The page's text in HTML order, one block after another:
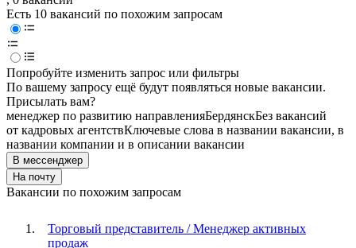
Есть 10 вакансий по похожим запросам
Попробуйте изменить запрос или фильтры
По вашему запросу ещё будут появляться новые вакансии.
Присылать вам?
менеджер по развитию направленияБердянскБез вакансий
от кадровых агентствКлючевые слова в названии вакансии, в
названии компании и в описании вакансии
В мессенджер
На почту
Вакансии по похожим запросам
Торговый представитель / Менеджер активных
продаж